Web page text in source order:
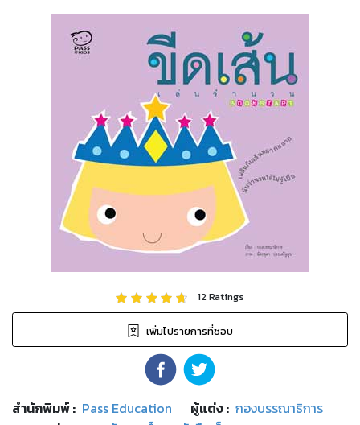
12Ratings
เพิ่มไปรายการที่ชอบ
สำนักพิมพ์: Pass Education ผู้แต่ง : กองบรรณาธิการ